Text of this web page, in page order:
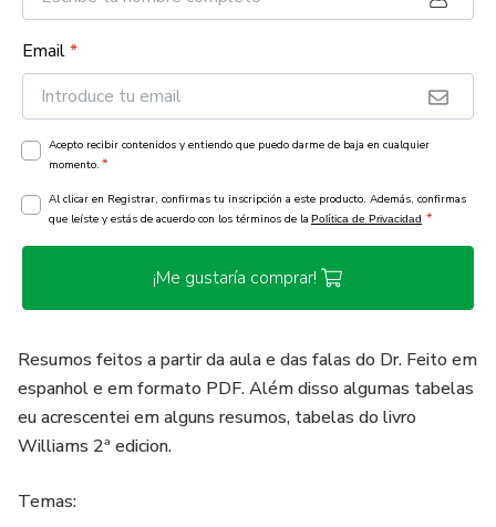
Email*
Acepto recibir contenidos y entiendo que puedo darme de baja en cualquier
momento. *
Al clicar en Registrar, confirmas tu inscripción a este producto. Además, confirmas
que leíste y estás de acuerdo con los términos de la Política de Privacidad *
¡Me gustaría comprar!
Resumos feitos a partir da aula e das falas do Dr. Feito em
espanhol e em formato PDF. Além disso algumas tabelas
eu acrescentei em alguns resumos, tabelas do livro
Williams 2ª edicion.
Temas: